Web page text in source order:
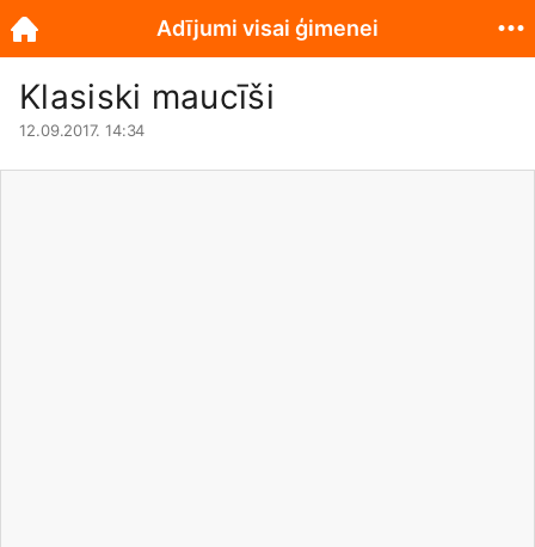
Klasiski maucīši
12.09.2017. 14:34
Adījumi visai ģimenei